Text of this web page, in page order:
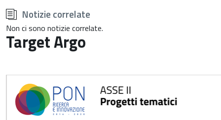
all'inizio
del
contenuto
Notizie correlate
Non ci sono notizie correlate.
Target Argo